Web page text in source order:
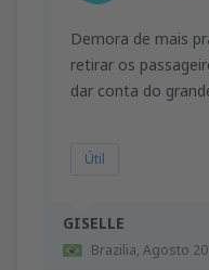
GISELLE
Brazilia, Agosto
Demora de mais
retirar os
dar conta do
Útil